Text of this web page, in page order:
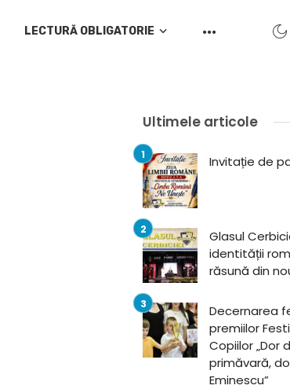
LECTURĂ OBLIGATORIE
Ultimele articole
Invitație de
Glasul
identității
răsună din
Decernarea
premiilor
Copiilor „Dor
primăvară,
Eminescu”